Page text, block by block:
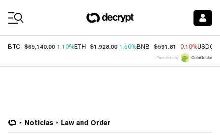
BTC $65,140.00 1.10%ETH $1,928.00 1.50%BNB $591.81 -0.10%USDC
Price data by
Noticias Law and Order